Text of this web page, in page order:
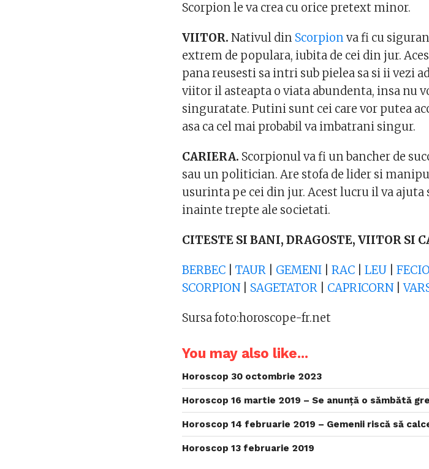
Scorpion le va crea cu orice pretext minor.
VIITOR. Nativul din Scorpion va fi cu
extrem de populara, iubita de cei din jur.
pana reusesti sa intri sub pielea sa si ii vezi
viitor il asteapta o viata abundenta, insa nu
singuratate. Putini sunt cei care vor putea
asa ca cel mai probabil va imbatrani singur.
CARIERA. Scorpionul va fi un bancher de
sau un politician. Are stofa de lider si
usurinta pe cei din jur. Acest lucru il va ajuta
inainte trepte ale societati.
CITESTE SI BANI, DRAGOSTE, VIITOR SI
BERBEC |TAUR GEMENI |RAC |LEU |
SCORPION| SAGETATOR CAPRICORN|
Sursa foto:horoscope-fr.net
You may also like...
Horoscop 30 octombrie 2023
Horoscop 16 martie 2019 – Se anunță o sămbătă
Horoscop 14 februarie 2019 – Gemenii riscă să
Horoscop 13 februarie 2019